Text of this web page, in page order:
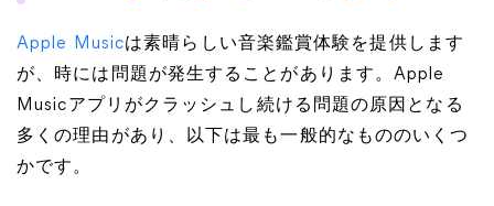
Apple Musicは素晴らしい音楽鑑賞体験を提供します
が、時には問題が発生することがあります。Apple
Musicアプリがクラッシュし続ける問題の原因となる
多くの理由があり、以下は最も一般的なもののいくつ
かです。